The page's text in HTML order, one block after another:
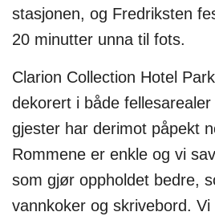
stasjonen, og Fredriksten
20 minutter unna til fots.
Clarion Collection Hotel
dekorert i både
gjester har derimot påpekt
Rommene er enkle og vi
som gjør oppholdet bedre,
vannkoker og skrivebord.